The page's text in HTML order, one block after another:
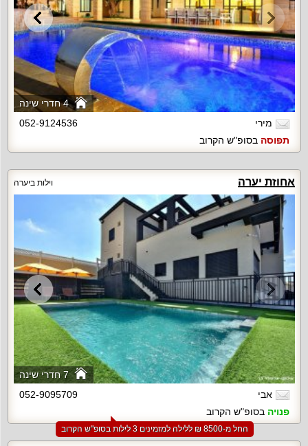
4 חדרי שינה
מירי
052-9124536
תפוסה בסופ"ש הקרוב
אחוזת יערה וילות ביערה
7 חדרי שינה
אבי
052-9095709
פנויה בסופ"ש הקרוב
החל מ-‏8500 ₪ ללילה למזמינים 3 לילות בסופ"ש הקרוב